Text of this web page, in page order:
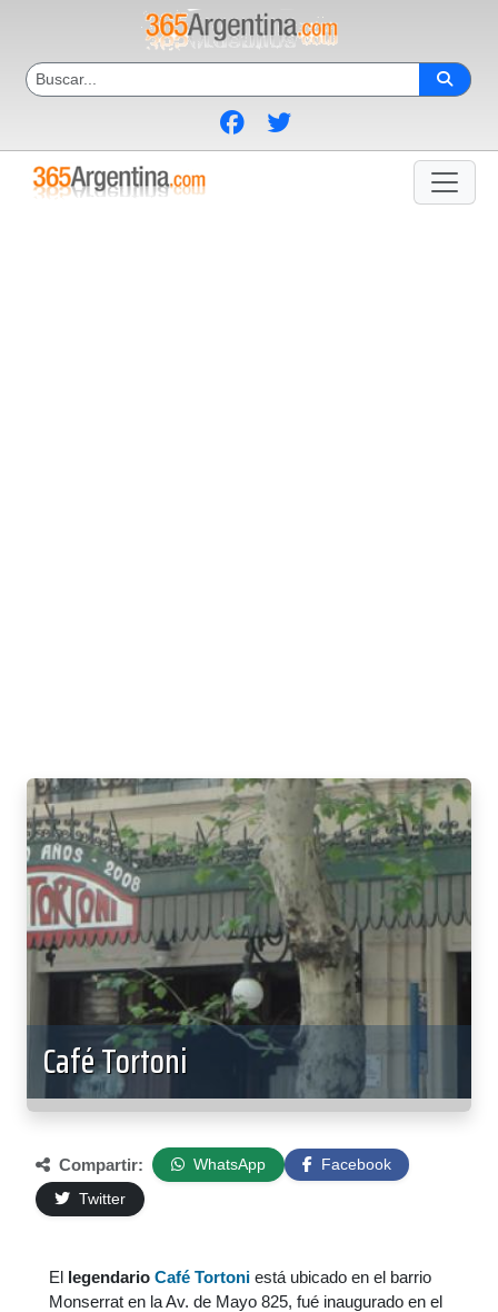
Café Tortoni
Compartir: WhatsApp
Facebook
Twitter
El legendario Café Tortoni está ubicado en el barrio
Monserrat en la Av. de Mayo 825, fué inaugurado en el